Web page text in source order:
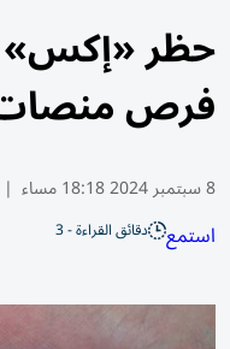
حظر «إكس»
فرص
8 سبتمبر 2024 18:18 مساء |
استمع دقائق القراءة - 3